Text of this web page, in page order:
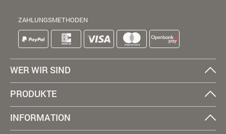
ZAHLUNGSMETHODEN
WER WIR SIND
PRODUKTE
INFORMATION